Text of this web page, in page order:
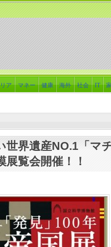
ア マネー 健康 海外 社会 IT
世界遺産NO.1「マ
覧会開催！！